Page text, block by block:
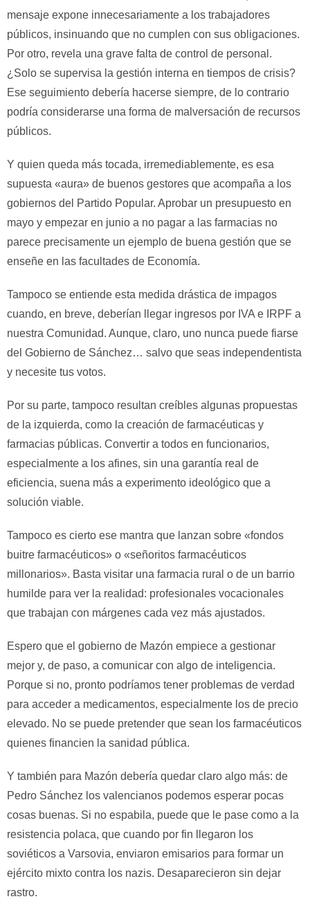
mensaje expone innecesariamente a los trabajadores
públicos, insinuando que no cumplen con sus obligaciones.
Por otro, revela una grave falta de control de personal.
¿Solo se supervisa la gestión interna en tiempos de crisis?
Ese seguimiento debería hacerse siempre, de lo contrario
podría considerarse una forma de malversación de recursos
públicos.
Y quien queda más tocada, irremediablemente, es esa
supuesta «aura» de buenos gestores que acompaña a los
gobiernos del Partido Popular. Aprobar un presupuesto en
mayo y empezar en junio a no pagar a las farmacias no
parece precisamente un ejemplo de buena gestión que se
enseñe en las facultades de Economía.
Tampoco se entiende esta medida drástica de impagos
cuando, en breve, deberían llegar ingresos por IVA e IRPF a
nuestra Comunidad. Aunque, claro, uno nunca puede fiarse
del Gobierno de Sánchez… salvo que seas independentista
y necesite tus votos.
Por su parte, tampoco resultan creíbles algunas propuestas
de la izquierda, como la creación de farmacéuticas y
farmacias públicas. Convertir a todos en funcionarios,
especialmente a los afines, sin una garantía real de
eficiencia, suena más a experimento ideológico que a
solución viable.
Tampoco es cierto ese mantra que lanzan sobre «fondos
buitre farmacéuticos» o «señoritos farmacéuticos
millonarios». Basta visitar una farmacia rural o de un barrio
humilde para ver la realidad: profesionales vocacionales
que trabajan con márgenes cada vez más ajustados.
Espero que el gobierno de Mazón empiece a gestionar
mejor y, de paso, a comunicar con algo de inteligencia.
Porque si no, pronto podríamos tener problemas de verdad
para acceder a medicamentos, especialmente los de precio
elevado. No se puede pretender que sean los farmacéuticos
quienes financien la sanidad pública.
Y también para Mazón debería quedar claro algo más: de
Pedro Sánchez los valencianos podemos esperar pocas
cosas buenas. Si no espabila, puede que le pase como a la
resistencia polaca, que cuando por fin llegaron los
soviéticos a Varsovia, enviaron emisarios para formar un
ejército mixto contra los nazis. Desaparecieron sin dejar
rastro.